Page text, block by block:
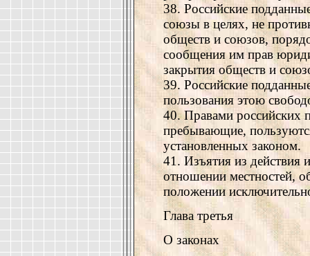
38. Российские
союзы в целях, не
обществ и союзов,
сообщения им прав
закрытия обществ и
39. Российские
пользования этою
40. Правами российских
пребывающие,
установленных законом.
41. Изъятия из действия
отношении местностей,
положении
Глава третья
О законах